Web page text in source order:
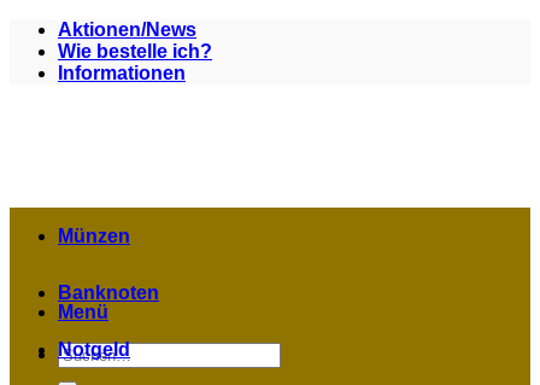
Zum
Inhalt
springen
Aktionen/News
Wie bestelle ich?
Informationen
Menü
Suchen
nach:
Münzen
Banknoten
Notgeld